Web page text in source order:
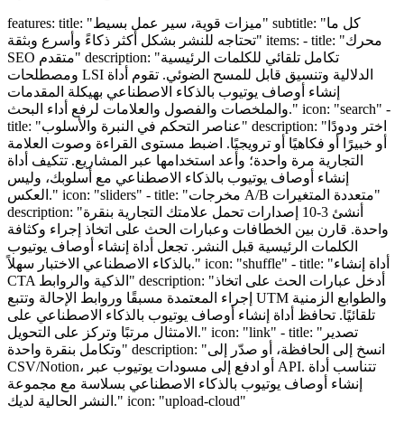
features: title: "ميزات قوية، سير عمل بسيط" subtitle: "كل ما
تحتاجه للنشر بشكل أكثر ذكاءً وأسرع وبثقة" items: - title: "محرك
SEO متقدم" description: "تكامل تلقائي للكلمات الرئيسية
ومصطلحات LSI الدلالية وتنسيق قابل للمسح الضوئي. تقوم أداة
إنشاء أوصاف يوتيوب بالذكاء الاصطناعي بهيكلة المقدمات
والملخصات والفصول والعلامات لرفع أداء البحث." icon: "search" -
title: "عناصر التحكم في النبرة والأسلوب" description: "اختر ودودًا
أو خبيرًا أو فكاهيًا أو ترويجيًا. اضبط مستوى القراءة وصوت العلامة
التجارية مرة واحدة؛ وأعد استخدامها عبر المشاريع. تتكيف أداة
إنشاء أوصاف يوتيوب بالذكاء الاصطناعي مع أسلوبك، وليس
العكس." icon: "sliders" - title: "مخرجات A/B متعددة المتغيرات"
description: "أنشئ 3-10 إصدارات تحمل علامتك التجارية بنقرة
واحدة. قارن بين الخطافات وعبارات الحث على اتخاذ إجراء وكثافة
الكلمات الرئيسية قبل النشر. تجعل أداة إنشاء أوصاف يوتيوب
بالذكاء الاصطناعي الاختبار سهلاً." icon: "shuffle" - title: "أداة إنشاء
CTA الذكية والروابط" description: "أدخل عبارات الحث على اتخاذ
إجراء المعتمدة مسبقًا وروابط الإحالة وتتبع UTM والطوابع الزمنية
تلقائيًا. تحافظ أداة إنشاء أوصاف يوتيوب بالذكاء الاصطناعي على
الامتثال مرتبًا وتركز على التحويل." icon: "link" - title: "تصدير
وتكامل بنقرة واحدة" description: "انسخ إلى الحافظة، أو صدّر إلى
CSV/Notion، أو ادفع إلى مسودات يوتيوب عبر API. تتناسب أداة
إنشاء أوصاف يوتيوب بالذكاء الاصطناعي بسلاسة مع مجموعة
النشر الحالية لديك." icon: "upload-cloud"